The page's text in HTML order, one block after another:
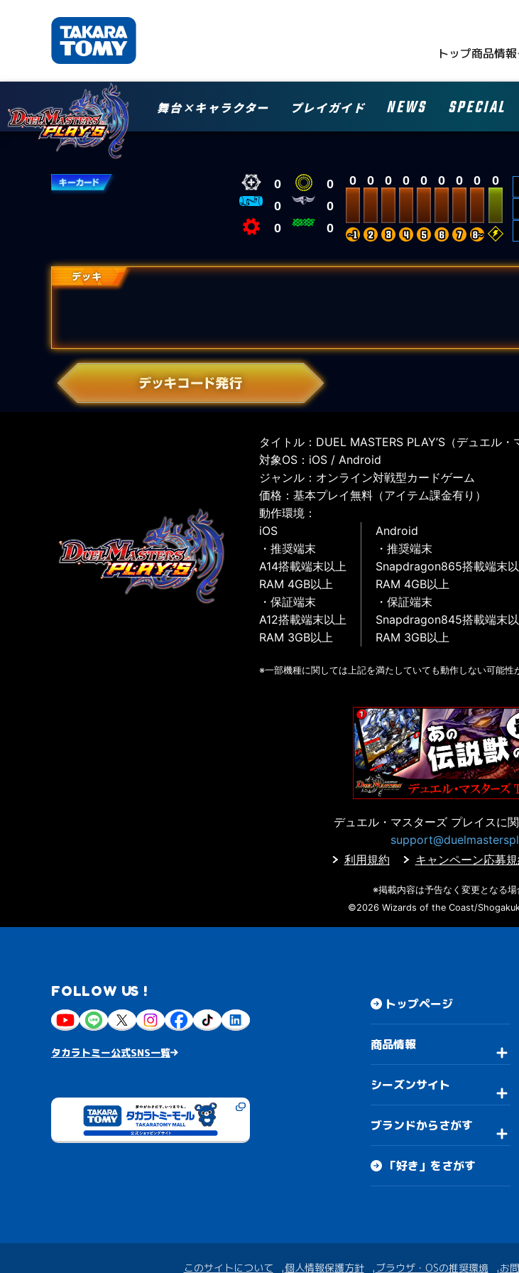
トップ商品情報
舞台×キャラクター プレイガイド NEWS SPECIAL
0
0
0
0
0
0
0 0 0 0 0 0 0 0 0
タイトル：DUEL MASTERS PLAY’S（デュエル・
対象OS：iOS / Android
ジャンル：オンライン対戦型カードゲーム
価格：基本プレイ無料（アイテム課金有り）
動作環境：
iOS
・推奨端末
A14搭載端末以上
RAM 4GB以上
・保証端末
A12搭載端末以上
RAM 3GB以上
Android
・推奨端末
Snapdragon865搭載端末
RAM 4GB以上
・保証端末
Snapdragon845搭載端末
RAM 3GB以上
※一部機種に関しては上記を満たしていても動作しない可能性
デュエル・マスターズ プレイスに
利用規約
キャンペーン応募
※掲載内容は予告なく変更となる場
©2026 Wizards of the Coast/
FOLLOW US !
タカラトミー公式SNS一覧
トップページ
商品情報
シーズンサイト
ブランドからさがす
「好き」をさがす
このサイトについて 個人情報保護方針 ブラウザ・OSの推奨環境 お